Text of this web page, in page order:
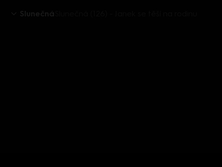
Slunečná